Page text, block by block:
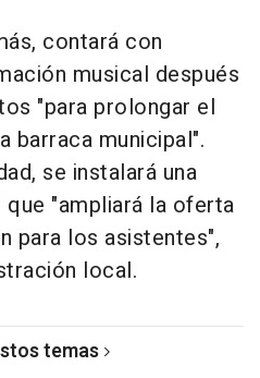
contará con
musical después
"para prolongar el
barraca municipal".
se instalará una
"ampliará la oferta
para los asistentes",
local.
temas